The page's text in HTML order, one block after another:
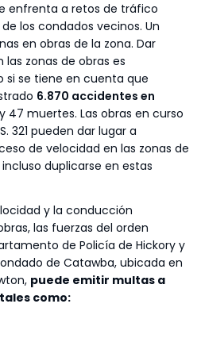
enfrenta a retos de tráfico
los condados vecinos. Un
en obras de la zona. Dar
las zonas de obras es
si se tiene en cuenta que
6.870 accidentes en
47 muertes. Las obras en curso
321 pueden dar lugar a
de velocidad en las zonas de
duplicarse en estas
y la conducción
las fuerzas del orden
de Policía de Hickory y
de Catawba, ubicada en
puede emitir multas a
como: